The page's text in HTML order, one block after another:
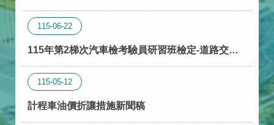
警戒層級提升辦理預警性封閉。
115-06-22
115年第2梯次汽車檢考驗員研習班檢定-道路交通
法規事宜
115-05-12
計程車油價折讓措施新聞稿